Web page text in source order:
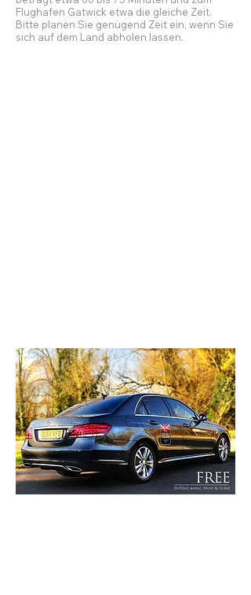
Flughafen Gatwick etwa die gleiche Zeit.
Bitte planen Sie genügend Zeit ein, wenn Sie
sich auf dem Land abholen lassen.